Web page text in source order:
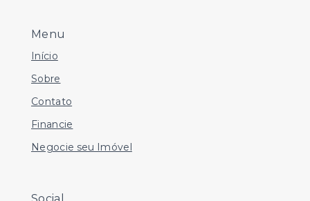
Menu
Início
Sobre
Contato
Financie
Negocie seu Imóvel